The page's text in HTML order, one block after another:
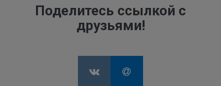
Поделитесь ссылкой с
друзьями!